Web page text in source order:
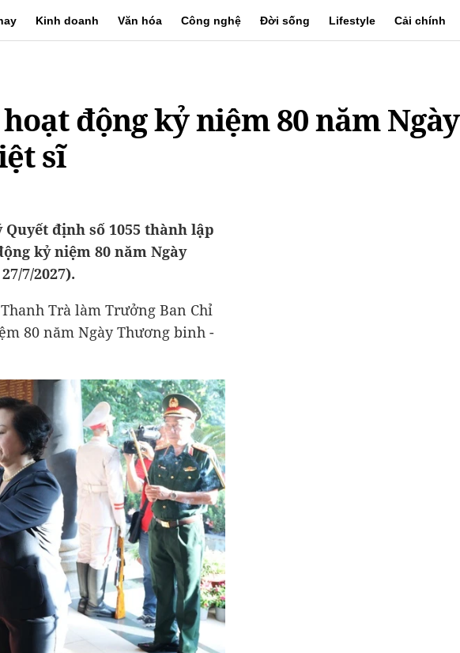
Kinh doanh Văn hóa Công nghệ Đời sống Lifestyle Cải chính
động kỷ niệm 80 năm Ngày
sĩ
định số 1055 thành lập
kỷ niệm 80 năm Ngày
7/2027).
Trà làm Trưởng Ban Chỉ
80 năm Ngày Thương binh -